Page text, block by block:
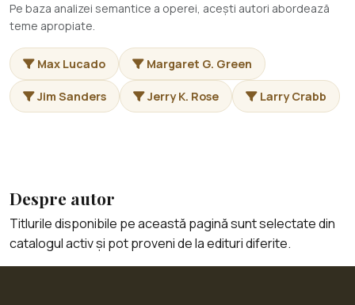
Pe baza analizei semantice a operei, acești autori abordează
teme apropiate.
Max Lucado Margaret G. Green
Jim Sanders Jerry K. Rose Larry Crabb
Despre autor
Titlurile disponibile pe această pagină sunt selectate din
catalogul activ și pot proveni de la edituri diferite.